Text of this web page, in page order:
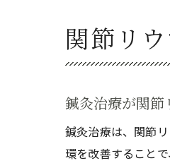
関節リ
鍼灸治療が関節
鍼灸治療は、関節
環を改善すること